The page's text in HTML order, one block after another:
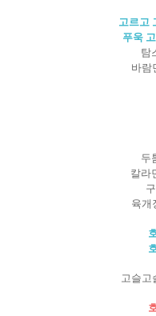
고르고
푸욱
탐
바람
두
칼라
육개
고슬고